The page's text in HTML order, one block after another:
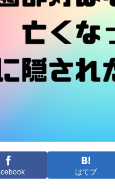
はてブ